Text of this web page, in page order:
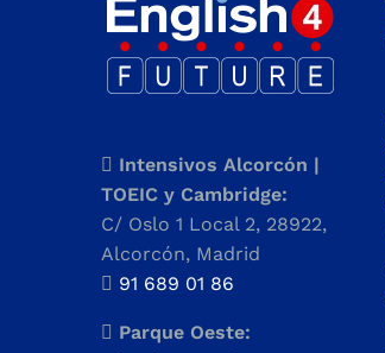
Intensivos Alcorcón |
TOEIC y Cambridge:
C/ Oslo 1 Local 2, 28922,
Alcorcón, Madrid
91 689 01 86
Parque Oeste: